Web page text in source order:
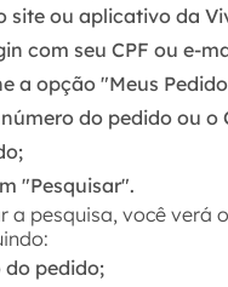
site ou aplicativo da
com seu CPF ou e-
a opção "Meus
do pedido ou o
"Pesquisar".
a pesquisa, você verá
do pedido;